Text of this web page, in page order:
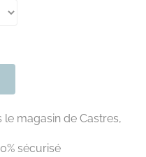
magasin de Castres,
sécurisé